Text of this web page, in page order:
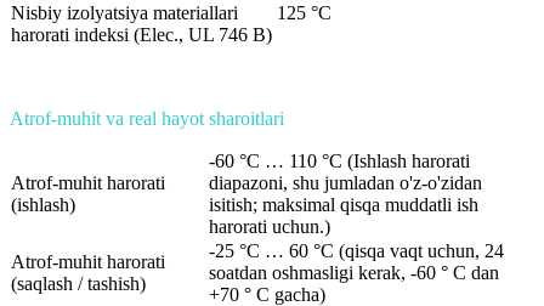
Nisbiy izolyatsiya materiallari
harorati indeksi (Elec., UL 746 B)
125 °C
Atrof-muhit va real hayot sharoitlari
Atrof-muhit harorati
(ishlash)
-60 °C … 110 °C (Ishlash harorati
diapazoni, shu jumladan o'z-o'zidan
isitish; maksimal qisqa muddatli ish
harorati uchun.)
Atrof-muhit harorati
(saqlash / tashish)
-25 °C … 60 °C (qisqa vaqt uchun, 24
soatdan oshmasligi kerak, -60 ° C dan
+70 ° C gacha)